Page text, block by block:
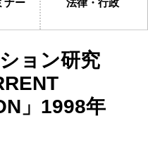
ナー 法律・行政
ション研究
」1998年